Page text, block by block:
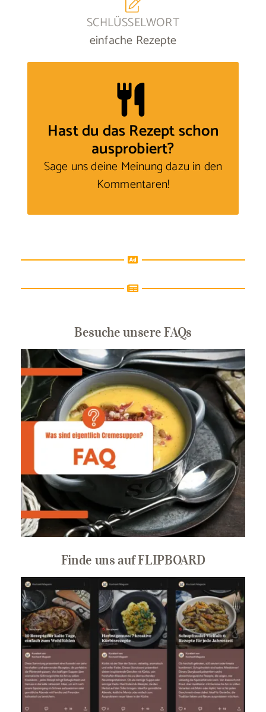
SCHLÜSSELWORT
einfache Rezepte
Hast du das Rezept schon
ausprobiert?
Sage uns deine Meinungdazu in den
Kommentaren!
Besuche unsere FAQs
Finde uns auf FLIPBOARD